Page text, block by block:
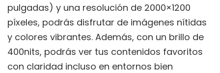
pulgadas) y una resolución de 2000×1200
píxeles, podrás disfrutar de imágenes nítidas
y colores vibrantes. Además, con un brillo de
400nits, podrás ver tus contenidos favoritos
con claridad incluso en entornos bien